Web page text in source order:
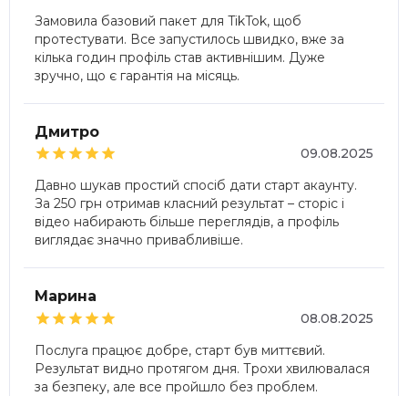
Замовила базовий пакет для TikTok, щоб
протестувати. Все запустилось швидко, вже за
кілька годин профіль став активнішим. Дуже
зручно, що є гарантія на місяць.
Дмитро

09.08.2025
Давно шукав простий спосіб дати старт акаунту.
За 250 грн отримав класний результат – сторіс і
відео набирають більше переглядів, а профіль
виглядає значно привабливіше.
Марина

08.08.2025
Послуга працює добре, старт був миттєвий.
Результат видно протягом дня. Трохи хвилювалася
за безпеку, але все пройшло без проблем.